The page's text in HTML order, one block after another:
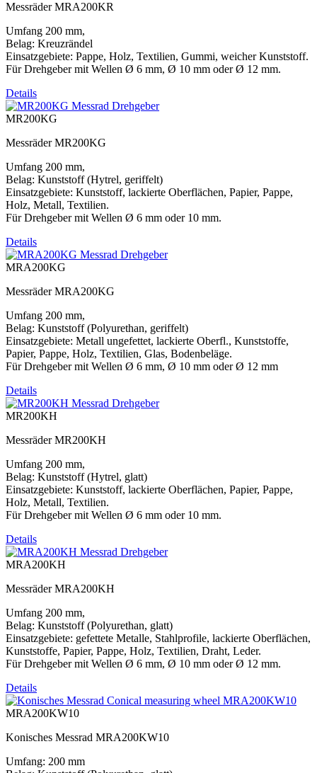
Messräder MRA200KR
Umfang 200 mm,
Belag: Kreuzrändel
Einsatzgebiete: Pappe, Holz, Textilien, Gummi, weicher Kunststoff.
Für Drehgeber mit Wellen Ø 6 mm, Ø 10 mm oder Ø 12 mm.
Details
MR200KG
Messräder MR200KG
Umfang 200 mm,
Belag: Kunststoff (Hytrel, geriffelt)
Einsatzgebiete: Kunststoff, lackierte Oberflächen, Papier, Pappe,
Holz, Metall, Textilien.
Für Drehgeber mit Wellen Ø 6 mm oder 10 mm.
Details
MRA200KG
Messräder MRA200KG
Umfang 200 mm,
Belag: Kunststoff (Polyurethan, geriffelt)
Einsatzgebiete: Metall ungefettet, lackierte Oberfl., Kunststoffe,
Papier, Pappe, Holz, Textilien, Glas, Bodenbeläge.
Für Drehgeber mit Wellen Ø 6 mm, Ø 10 mm oder Ø 12 mm
Details
MR200KH
Messräder MR200KH
Umfang 200 mm,
Belag: Kunststoff (Hytrel, glatt)
Einsatzgebiete: Kunststoff, lackierte Oberflächen, Papier, Pappe,
Holz, Metall, Textilien.
Für Drehgeber mit Wellen Ø 6 mm oder 10 mm.
Details
MRA200KH
Messräder MRA200KH
Umfang 200 mm,
Belag: Kunststoff (Polyurethan, glatt)
Einsatzgebiete: gefettete Metalle, Stahlprofile, lackierte Oberflächen,
Kunststoffe, Papier, Pappe, Holz, Textilien, Draht, Leder.
Für Drehgeber mit Wellen Ø 6 mm, Ø 10 mm oder Ø 12 mm.
Details
MRA200KW10
Konisches Messrad MRA200KW10
Umfang: 200 mm